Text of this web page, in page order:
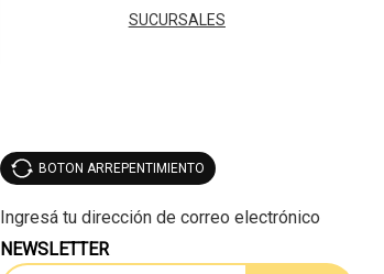
SUCURSALES
BOTON ARREPENTIMIENTO
NEWSLETTER